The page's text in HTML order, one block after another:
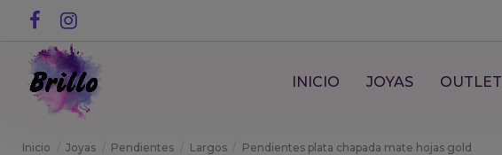
INICIO JOYAS OUTLET
Inicio Joyas Pendientes Largos Pendientes plata chapada mate hojas gold